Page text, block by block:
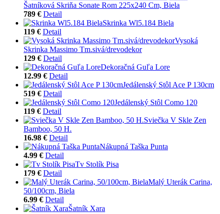
Šatníková Skriňa Sonate Rom 225x240 Cm, Biela
789 € Detail
Skrinka Wl5.184 Biela
119 € Detail
Vysoká
Skrinka Massimo Tm.sivá/drevodekor
129 € Detail
Dekoračná Guľa Lore
12.99 € Detail
Jedálenský Stôl Ace P 130cm
519 € Detail
Jedálenský Stôl Como 120
119 € Detail
Sviečka V Skle Zen
Bamboo, 50 H.
16.98 € Detail
Nákupná Taška Punta
4.99 € Detail
Tv Stolík Pisa
179 € Detail
Malý Uterák Carina,
50/100cm, Biela
6.99 € Detail
Šatník Xara